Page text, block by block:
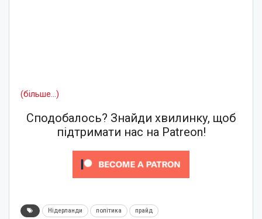
(більше…)
Сподобалось? Знайди хвилинку, щоб
підтримати нас на Patreon!
Нідерланди політика прайд